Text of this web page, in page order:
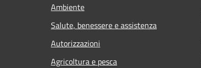
Ambiente
Salute, benessere e assistenza
Autorizzazioni
Agricoltura e pesca